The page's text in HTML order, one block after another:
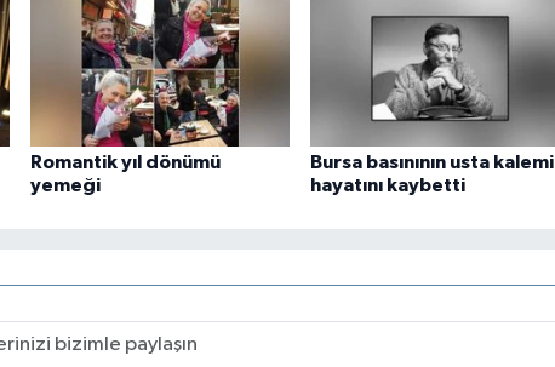
Romantik yıl dönümü
yemeği
Bursa basınının usta kalemi
hayatını kaybetti